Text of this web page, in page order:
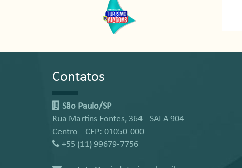
Contatos
São Paulo/SP
Rua Martins Fontes, 364 - SALA 904
Centro - CEP: 01050-000
+55 (11) 99679-7756